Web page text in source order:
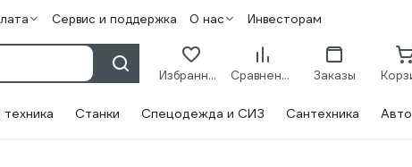
Сервис и поддержка О нас Инвесторам
Избранное Сравнение Заказы
Станки Спецодежда и СИЗ Сантехника Авто